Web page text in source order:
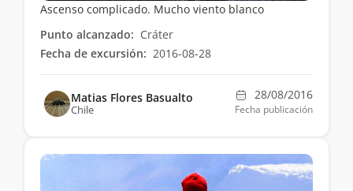
Ascenso complicado. Mucho viento blanco
Punto alcanzado: Cráter
Fecha de excursión: 2016-08-28
Matias Flores Basualto
Chile
28/08/2016
Fecha publicación